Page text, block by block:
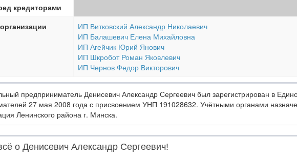
кредиторами
ИП Витковский Александр Николаевич
ИП Балашевич Елена Михайловна
ИП Агейчик Юрий Янович
ИП Шкробот Роман Яковлевич
ИП Чернов Федор Викторович
предприниматель Денисевич Александр Сергеевич был зарегистрирован в
27 мая 2008 года с присвоением УНП 191028632. Учётными органами
Ленинского района г. Минска.
о Денисевич Александр Сергеевич!